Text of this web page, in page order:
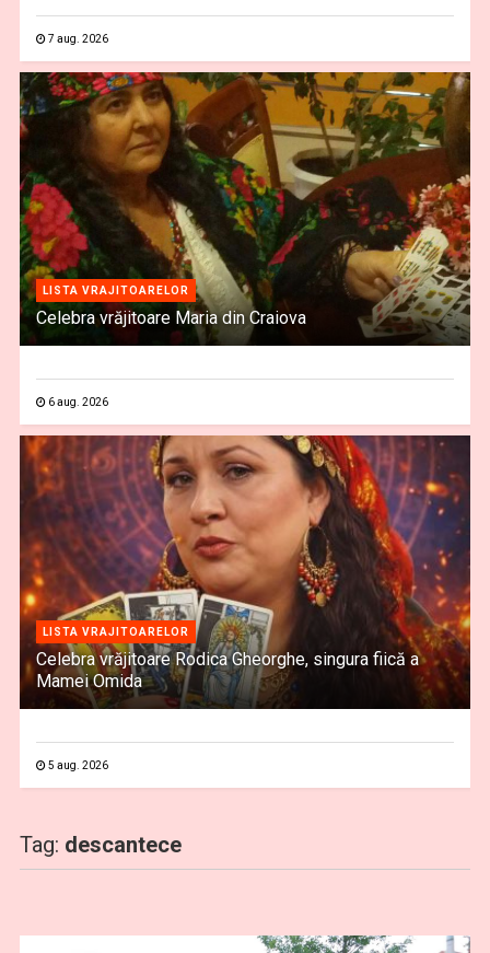
7 aug. 2026
LISTA VRAJITOARELOR
Celebra vrăjitoare Maria din Craiova
6 aug. 2026
LISTA VRAJITOARELOR
Celebra vrăjitoare Rodica Gheorghe, singura fiică a
Mamei Omida
5 aug. 2026
Tag: descantece